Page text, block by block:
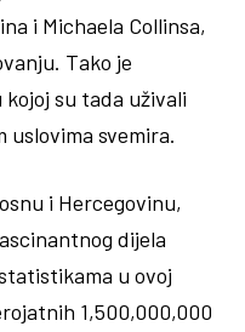
i Michaela Collinsa,
Tako je
su tada uživali
svemira.
i Hercegovinu,
dijela
u ovoj
1,500,000,000